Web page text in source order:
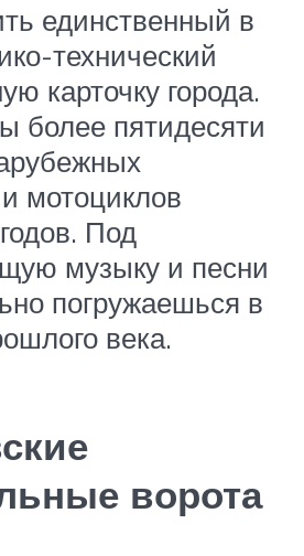
единственный в
технический
карточку города.
более пятидесяти
мотоциклов
Под
музыку и песни
погружаешься в
века.
ворота